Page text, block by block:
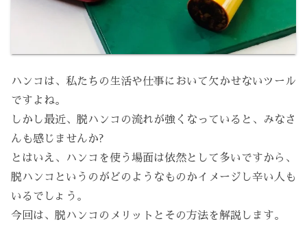
ハンコは、私たちの生活や仕事において欠かせないツール
ですよね。
しかし最近、脱ハンコの流れが強くなっていると、みなさ
んも感じませんか?
とはいえ、ハンコを使う場面は依然として多いですから、
脱ハンコというのがどのようなものかイメージし辛い人も
いるでしょう。
今回は、脱ハンコのメリットとその方法を解説します。